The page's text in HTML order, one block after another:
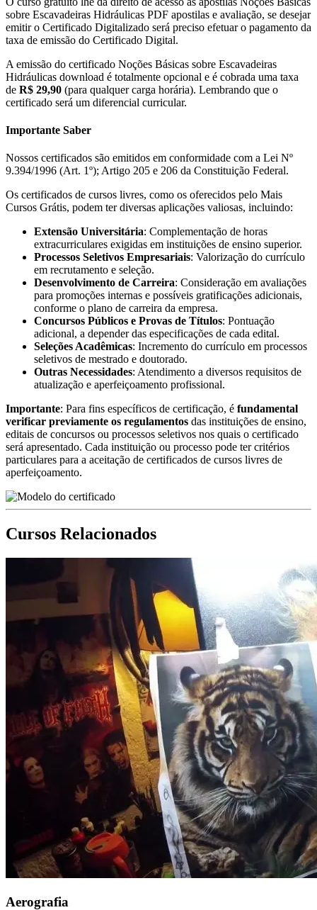
sobre Escavadeiras Hidráulicas PDF apostilas e avaliação, se desejar
emitir o Certificado Digitalizado será preciso efetuar o pagamento da
taxa de emissão do Certificado Digital.
A emissão do certificado Noções Básicas sobre Escavadeiras
Hidráulicas download é totalmente opcional e é cobrada uma taxa
de R$ 29,90 (para qualquer carga horária). Lembrando que o
certificado será um diferencial curricular.
Importante Saber
Nossos certificados são emitidos em conformidade com a Lei Nº
9.394/1996 (Art. 1º); Artigo 205 e 206 da Constituição Federal.
Os certificados de cursos livres, como os oferecidos pelo Mais
Cursos Grátis, podem ter diversas aplicações valiosas, incluindo:
Extensão Universitária: Complementação de horas
extracurriculares exigidas em instituições de ensino superior.
Processos Seletivos Empresariais: Valorização do currículo
em recrutamento e seleção.
Desenvolvimento de Carreira: Consideração em avaliações
para promoções internas e possíveis gratificações adicionais,
conforme o plano de carreira da empresa.
Concursos Públicos e Provas de Títulos: Pontuação
adicional, a depender das especificações de cada edital.
Seleções Acadêmicas: Incremento do currículo em processos
seletivos de mestrado e doutorado.
Outras Necessidades: Atendimento a diversos requisitos de
atualização e aperfeiçoamento profissional.
Importante: Para fins específicos de certificação, é fundamental
verificar previamente os regulamentos das instituições de ensino,
editais de concursos ou processos seletivos nos quais o certificado
será apresentado. Cada instituição ou processo pode ter critérios
particulares para a aceitação de certificados de cursos livres de
aperfeiçoamento.
Cursos Relacionados
Aerografia